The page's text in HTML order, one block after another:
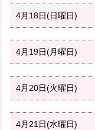
4月18日(日曜日)
4月19日(月曜日)
4月20日(火曜日)
4月21日(水曜日)